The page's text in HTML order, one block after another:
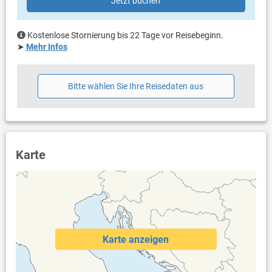
Eigentümer lebt im gleichen Haus
Bettwäsche vorhanden
Handtücher vorhanden
Waschmaschine beim Vermieter nach Rücksprache
Kostenlose Stornierung bis 22 Tage vor Reisebeginn.
➤ Mehr Infos
Bitte wählen Sie Ihre Reisedaten aus
Karte
Karte anzeigen